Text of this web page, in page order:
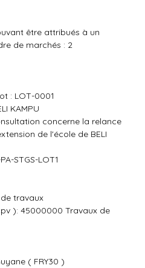
être attribués à un
de marchés : 2
: LOT-0001
KAMPU
concerne la relance
de l'école de BELI
STGS-LOT1
travaux
): 45000000 Travaux de
( FRY30 )